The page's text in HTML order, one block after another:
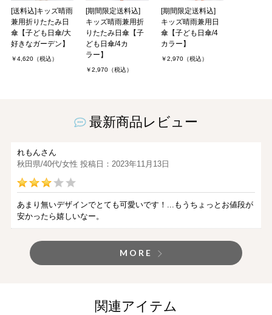
[送料込]キッズ晴雨
兼用折りたたみ日
傘【子ども日傘/大
好きなガーデン】
￥4,620（税込）
[期間限定送料込]
キッズ晴雨兼用折
りたたみ日傘【子
ども日傘/4カ
ラー】
￥2,970（税込）
[期間限定送料込]
キッズ晴雨兼用日
傘【子ども日傘/4
カラー】
￥2,970（税込）
最新商品レビュー
れもんさん
秋田県/40代/女性 投稿日：2023年11月13日
あまり無いデザインでとても可愛いです！...もうちょっとお値段が
安かったら嬉しいなー。
MORE
関連アイテム